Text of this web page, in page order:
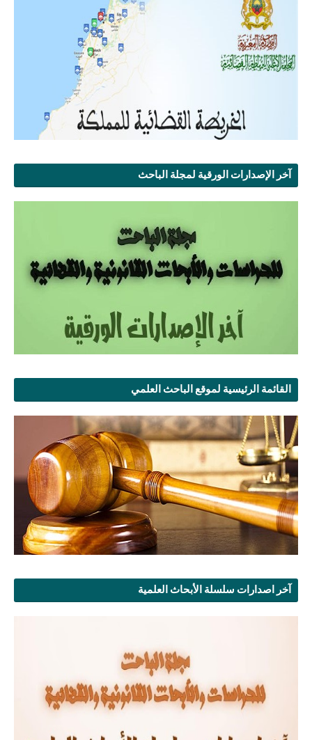
آخر الإصدارات الورقية لمجلة الباحث
القائمة الرئيسية لموقع الباحث العلمي
آخر اصدارات سلسلة الأبحاث العلمية